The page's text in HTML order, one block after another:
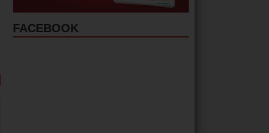
FACEBOOK